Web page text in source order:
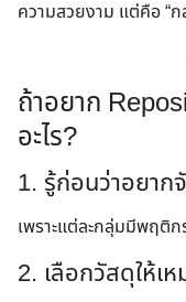
ความสวยงาม แต่คือ “
ถ้าอยาก
อะไร?
1. รู้ก่อนว่าอยา
เพราะแต่ละกลุ่มมีพฤติ
2. เลือกวัสดุให้เ